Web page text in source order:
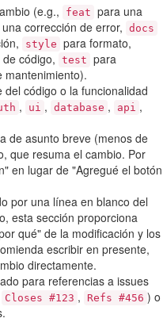
(e.g., feat para una
corrección de error, docs
style para formato,
código, test para
mantenimiento).
del código o la funcionalidad
, ui , database , api ,
de asunto breve (menos de
que resuma el cambio. Por
en lugar de "Agregué el botón
por una línea en blanco del
esta sección proporciona
qué" de la modificación y los
escribir en presente,
directamente.
para referencias a issues
Closes #123 , Refs #456 ) o